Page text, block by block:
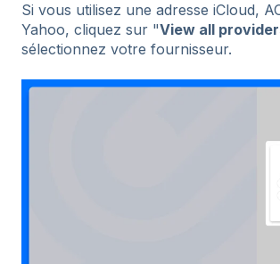
Si vous utilisez une adresse iCloud,
Yahoo, cliquez sur "View all
sélectionnez votre fournisseur.